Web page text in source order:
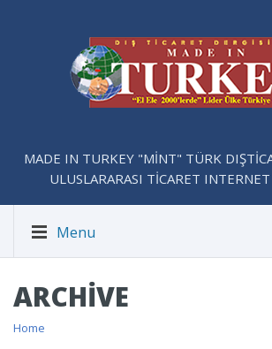
MADE IN TURKEY "MİNT" TÜRK
ULUSLARARASI TİCARET
Menu
ARCHIVE
Home